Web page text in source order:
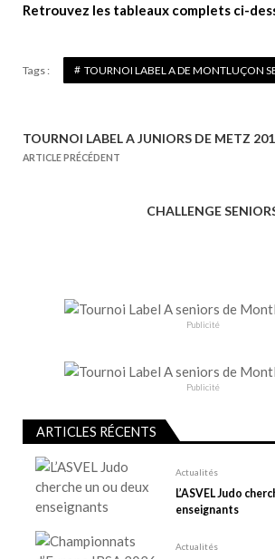
Retrouvez les tableaux complets ci-
Tags : TOURNOI LABEL A DE MONTLUÇON
N
TOURNOI LABEL A JUNIORS DE METZ
ARTICLE PRÉCÉDENT
CHALLENGE
Publicité
Publicité
ARTICLES RÉCENTS
Actualités
L’ASVEL Judo
enseignants
Actualités